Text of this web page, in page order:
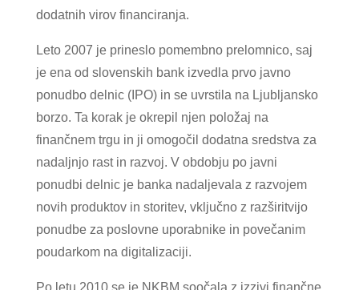
dodatnih virov financiranja.
Leto 2007 je prineslo pomembno prelomnico, saj
je ena od slovenskih bank izvedla prvo javno
ponudbo delnic (IPO) in se uvrstila na Ljubljansko
borzo. Ta korak je okrepil njen položaj na
finančnem trgu in ji omogočil dodatna sredstva za
nadaljnjo rast in razvoj. V obdobju po javni
ponudbi delnic je banka nadaljevala z razvojem
novih produktov in storitev, vključno z razširitvijo
ponudbe za poslovne uporabnike in povečanim
poudarkom na digitalizaciji.
Po letu 2010 se je NKBM soočala z izzivi finančne